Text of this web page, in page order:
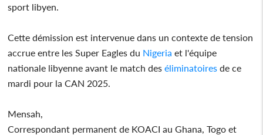
sport libyen.
Cette démission est intervenue dans un contexte de tension
accrue entre les Super Eagles du Nigeria et l'équipe
nationale libyenne avant le match des éliminatoires de ce
mardi pour la CAN 2025.
Mensah,
Correspondant permanent de KOACI au Ghana, Togo et